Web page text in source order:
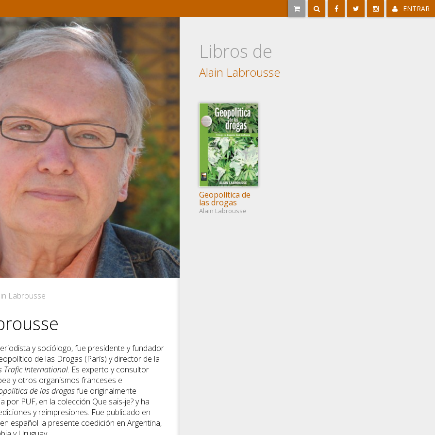
ENTRAR
Labrousse
y sociólogo, fue presidente y fundador
de las Drogas (París) y director de la
Trafic International. Es experto y consultor
y otros organismos franceses e
de las drogasfue originalmente
por PUF, en la colección Que sais-je? y ha
y reimpresiones. Fue publicado en
español la presente coedición en Argentina,
Libros de
Alain Labrousse
Geopolítica de
las drogas
Alain Labrousse